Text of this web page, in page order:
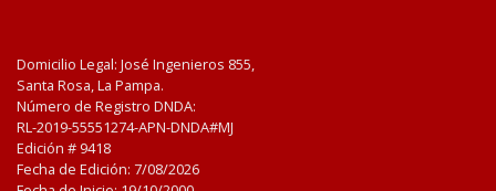
Domicilio Legal: José Ingenieros 855,
Santa Rosa, La Pampa.
Número de Registro DNDA:
RL-2019-55551274-APN-DNDA#MJ
Edición # 9418
Fecha de Edición: 7/08/2026